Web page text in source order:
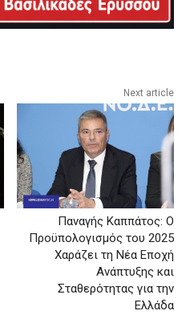
Next article
Παναγής Καππάτος: Ο
Προϋπολογισμός του 2025
Χαράζει τη Νέα Εποχή
Ανάπτυξης και
Σταθερότητας για την
Ελλάδα